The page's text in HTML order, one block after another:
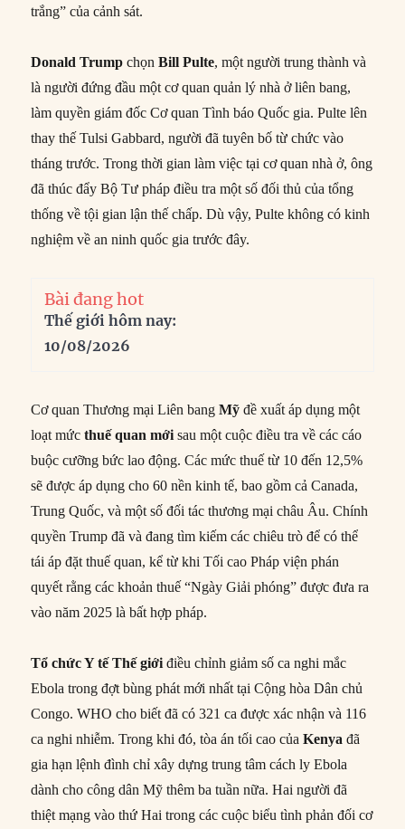
trắng” của cảnh sát.
Donald Trump chọnBill Pulte, một người trung thành và
là người đứng đầu một cơ quan quản lý nhà ở liên bang,
làm quyền giám đốc Cơ quan Tình báo Quốc gia. Pulte lên
thay thế Tulsi Gabbard, người đã tuyên bố từ chức vào
tháng trước. Trong thời gian làm việc tại cơ quan nhà ở, ông
đã thúc đẩy Bộ Tư pháp điều tra một số đối thủ của tổng
thống về tội gian lận thế chấp. Dù vậy, Pulte không có kinh
nghiệm về an ninh quốc gia trước đây.
Bài đang hot
Thế giới hôm nay:
10/08/2026
Cơ quan Thương mại Liên bangMỹ đề xuất áp dụng một
loạt mứcthuế quan mới sau một cuộc điều tra về các cáo
buộc cưỡng bức lao động. Các mức thuế từ 10 đến 12,5%
sẽ được áp dụng cho 60 nền kinh tế, bao gồm cả Canada,
Trung Quốc, và một số đối tác thương mại châu Âu. Chính
quyền Trump đã và đang tìm kiếm các chiêu trò để có thể
tái áp đặt thuế quan, kể từ khi Tối cao Pháp viện phán
quyết rằng các khoản thuế “Ngày Giải phóng” được đưa ra
vào năm 2025 là bất hợp pháp.
Tổ chức Y tế Thế giới điều chỉnh giảm số ca nghi mắc
Ebola trong đợt bùng phát mới nhất tại Cộng hòa Dân chủ
Congo. WHO cho biết đã có 321 ca được xác nhận và 116
ca nghi nhiễm. Trong khi đó, tòa án tối cao củaKenya đã
gia hạn lệnh đình chỉ xây dựng trung tâm cách ly Ebola
dành cho công dân Mỹ thêm ba tuần nữa. Hai người đã
thiệt mạng vào thứ Hai trong các cuộc biểu tình phản đối cơ